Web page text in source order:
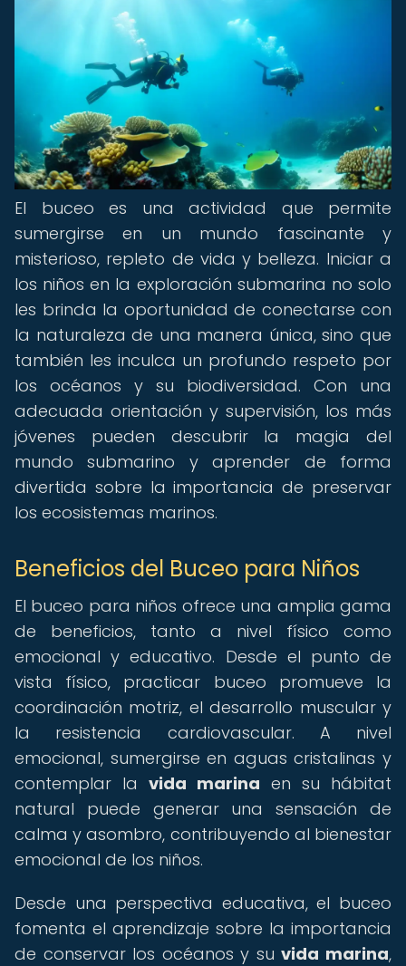
El buceo es una actividad que permite
sumergirse en un mundo fascinante y
misterioso, repleto de vida y belleza. Iniciar a
los niños en la exploración submarina no solo
les brinda la oportunidad de conectarse con
la naturaleza de una manera única, sino que
también les inculca un profundo respeto por
los océanos y su biodiversidad. Con una
adecuada orientación y supervisión, los más
jóvenes pueden descubrir la magia del
mundo submarino y aprender de forma
divertida sobre la importancia de preservar
los ecosistemas marinos.
Beneficios del Buceo para Niños
El buceo para niños ofrece una amplia gama
de beneficios, tanto a nivel físico como
emocional y educativo. Desde el punto de
vista físico, practicar buceo promueve la
coordinación motriz, el desarrollo muscular y
la resistencia cardiovascular. A nivel
emocional, sumergirse en aguas cristalinas y
contemplar la vida marina en su hábitat
natural puede generar una sensación de
calma y asombro, contribuyendo al bienestar
emocional de los niños.
Desde una perspectiva educativa, el buceo
fomenta el aprendizaje sobre la importancia
de conservar los océanos y suvida marina,